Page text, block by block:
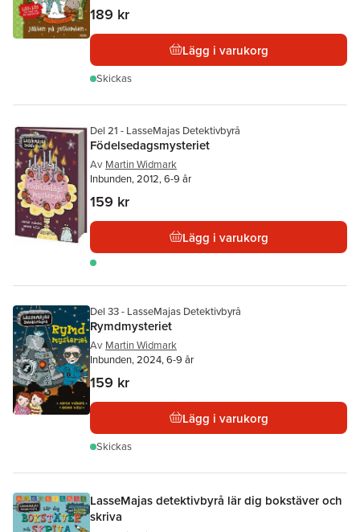
189 kr
Lägg i varukorg
Skickas
Del 21 - LasseMajas Detektivbyrå
Födelsedagsmysteriet
Av Martin Widmark
Inbunden, 2012, 6-9 år
159 kr
Lägg i varukorg
Del 33 - LasseMajas Detektivbyrå
Rymdmysteriet
Av Martin Widmark
Inbunden, 2024, 6-9 år
159 kr
Lägg i varukorg
Skickas
LasseMajas detektivbyrå lär dig bokstäver och
skriva